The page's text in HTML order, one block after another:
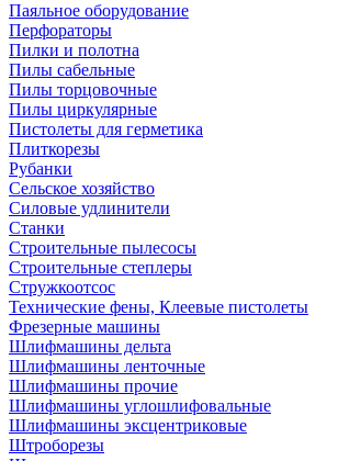
Паяльное оборудование
Перфораторы
Пилки и полотна
Пилы сабельные
Пилы торцовочные
Пилы циркулярные
Пистолеты для герметика
Плиткорезы
Рубанки
Сельское хозяйство
Силовые удлинители
Станки
Строительные пылесосы
Строительные степлеры
Стружкоотсос
Технические фены, Клеевые пистолеты
Фрезерные машины
Шлифмашины дельта
Шлифмашины ленточные
Шлифмашины прочие
Шлифмашины углошлифовальные
Шлифмашины эксцентриковые
Штроборезы